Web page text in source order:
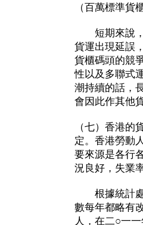
（百萬標
短期來說，
貨運出現延誤
貨櫃碼頭的競
性以及多聯式
潮持續的話，
會因此作其他
（七）香港的
定。香港勞動
要來源是各行
況良好，失業
根據統計處
數每年都略有
人，在二○一